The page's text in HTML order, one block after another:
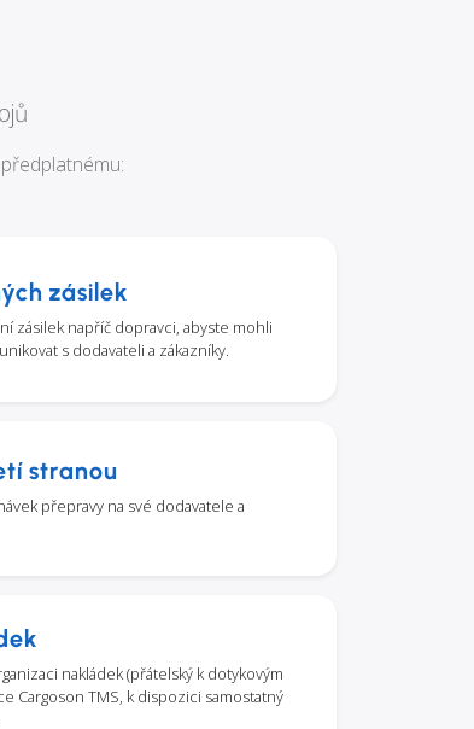
zásilek
zásilek napříč dopravci, abyste mohli
s dodavateli a zákazníky.
stranou
přepravy na své dodavatele a
nakládek (přátelský k dotykovým
Cargoson TMS, k dispozici samostatný